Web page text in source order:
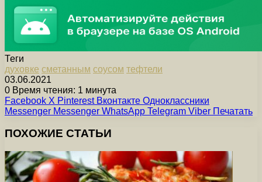
Теги
духовке сметанным соусом тефтели
03.06.2021
0 Время чтения: 1 минута
Facebook X Pinterest Вконтакте Одноклассники
Messenger Messenger WhatsApp Telegram Viber Печатать
ПОХОЖИЕ СТАТЬИ